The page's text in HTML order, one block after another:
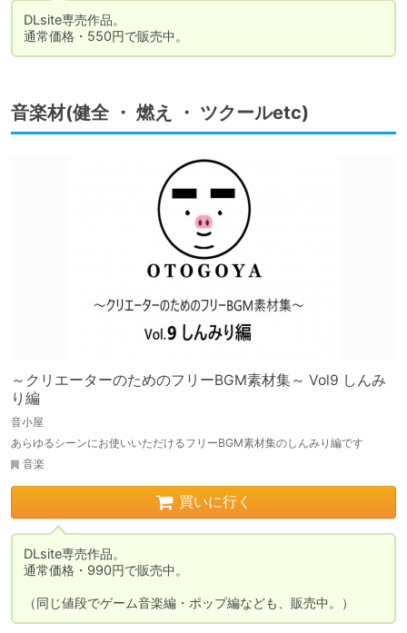
DLsite専売作品。
通常価格・550円で販売中。
音楽材(健全 ・ 燃え ・ ツクールetc)
～クリエーターのためのフリーBGM素材集～ Vol9 しんみ
り編
音小屋
あらゆるシーンにお使いいただけるフリーBGM素材集のしんみり編です
音楽
買いに行く
DLsite専売作品。
通常価格・990円で販売中。
（同じ値段でゲーム音楽編・ポップ編なども、販売中。）